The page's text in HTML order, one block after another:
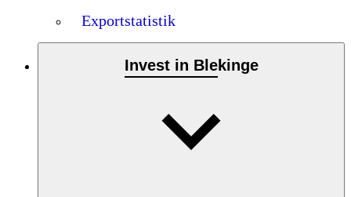
Exportstatistik
Invest in Blekinge